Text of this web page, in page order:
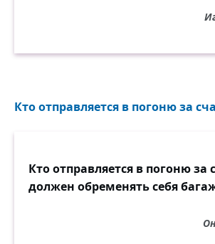
Кто отправляется в погоню за
Кто отправляется в погоню за
должен обременять себя